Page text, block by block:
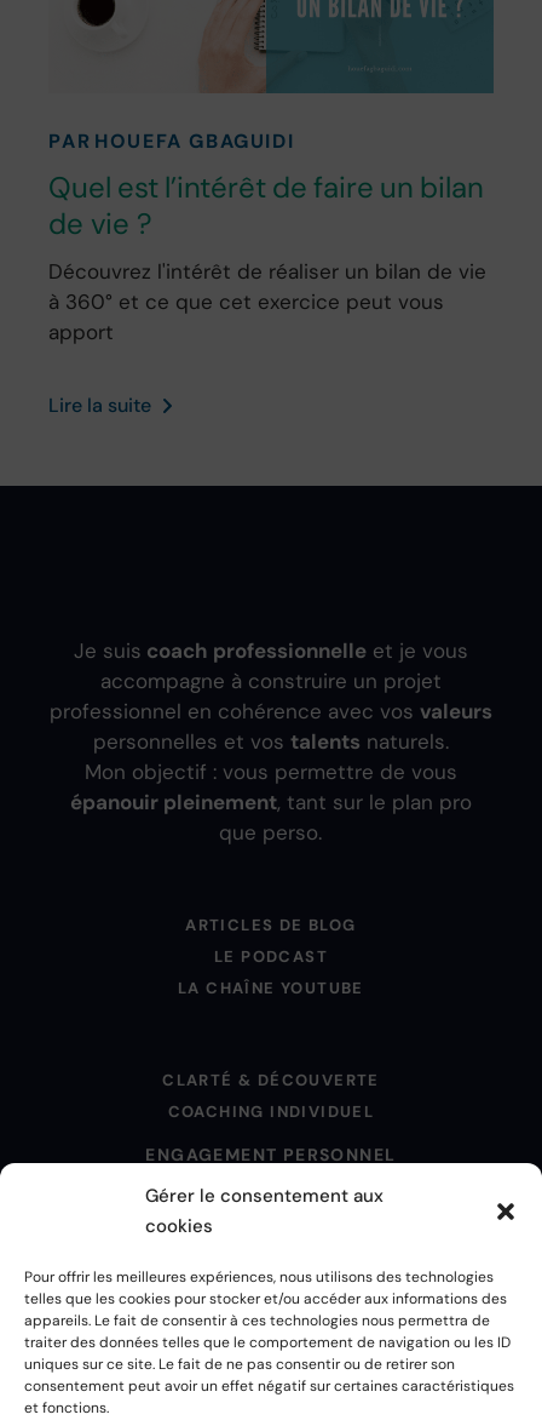
Gérer le consentement aux
cookies
Pour offrir les meilleures expériences, nous utilisons des technologies
telles que les cookies pour stocker et/ou accéder aux informations des
appareils. Le fait de consentir à ces technologies nous permettra de
traiter des données telles que le comportement de navigation ou les ID
uniques sur ce site. Le fait de ne pas consentir ou de retirer son
consentement peut avoir un effet négatif sur certaines caractéristiques
et fonctions.
PAR HOUEFA GBAGUIDI
Quel est l’intérêt de faire un bilan
de vie ?
Découvrez l'intérêt de réaliser un bilan de vie
à 360° et ce que cet exercice peut vous
apport
Lire la suite
Je suis coach professionnelleet je vous
accompagne à construire un projet
professionnel en cohérence avec vos valeurs
personnelles et vos talents naturels.
Mon objectif : vous permettre de vous
épanouir pleinement, tant sur le plan pro
que perso.
ARTICLES DE BLOG
LE PODCAST
LA CHAÎNE YOUTUBE
CLARTÉ & DÉCOUVERTE
COACHING INDIVIDUEL
ENGAGEMENT PERSONNEL
POLITIQUE DE CONFIDENTIALITÉ
POLITIQUE DE COOKIES
CGU
CGV